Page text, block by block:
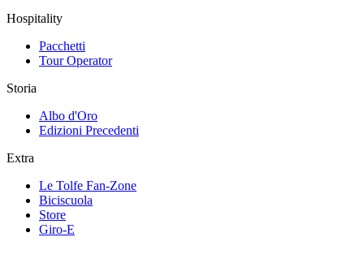
Hospitality
Pacchetti
Tour Operator
Storia
Albo d'Oro
Edizioni Precedenti
Extra
Le Tolfe Fan-Zone
Biciscuola
Store
Giro-E